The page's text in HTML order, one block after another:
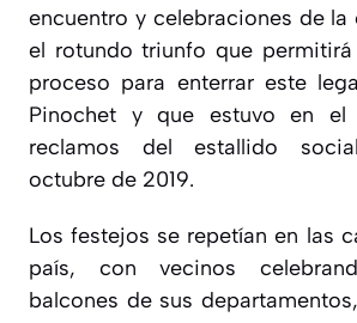
encuentro y celebraciones de
el rotundo triunfo que
proceso para enterrar este
Pinochet y que estuvo en
reclamos del estallido
octubre de 2019.
Los festejos se repetían en las
país, con vecinos
balcones de sus